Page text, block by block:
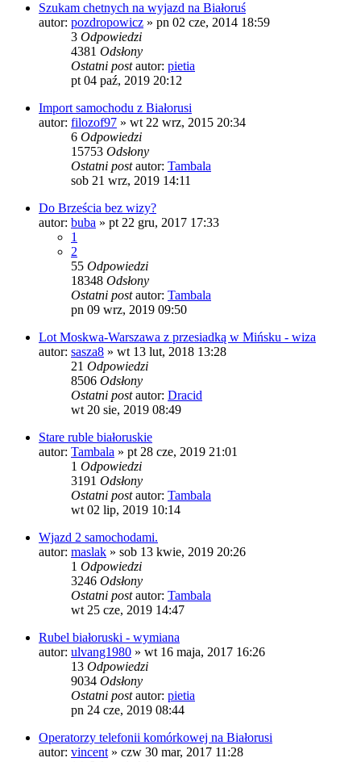
Szukam chetnych na wyjazd na Białoruś
autor: pozdropowicz » pn 02 cze, 2014 18:59
3 Odpowiedzi
4381 Odsłony
Ostatni postautor: pietia
pt 04 paź, 2019 20:12
Import samochodu z Białorusi
autor: filozof97 » wt 22 wrz, 2015 20:34
6 Odpowiedzi
15753 Odsłony
Ostatni postautor: Tambala
sob 21 wrz, 2019 14:11
Do Brześcia bez wizy?
autor: buba » pt 22 gru, 2017 17:33
1
2
55 Odpowiedzi
18348 Odsłony
Ostatni postautor: Tambala
pn 09 wrz, 2019 09:50
Lot Moskwa-Warszawa z przesiadką w Mińsku - wiza
autor: sasza8 » wt 13 lut, 2018 13:28
21 Odpowiedzi
8506 Odsłony
Ostatni postautor: Dracid
wt 20 sie, 2019 08:49
Stare ruble białoruskie
autor: Tambala » pt 28 cze, 2019 21:01
1 Odpowiedzi
3191 Odsłony
Ostatni postautor: Tambala
wt 02 lip, 2019 10:14
Wjazd 2 samochodami.
autor: maslak » sob 13 kwie, 2019 20:26
1 Odpowiedzi
3246 Odsłony
Ostatni postautor: Tambala
wt 25 cze, 2019 14:47
Rubel białoruski - wymiana
autor: ulvang1980 » wt 16 maja, 2017 16:26
13 Odpowiedzi
9034 Odsłony
Ostatni postautor: pietia
pn 24 cze, 2019 08:44
Operatorzy telefonii komórkowej na Białorusi
autor: vincent » czw 30 mar, 2017 11:28